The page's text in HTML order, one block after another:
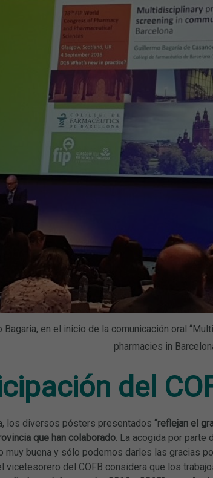
Bagaria, en el inicio de la comunicación oral
pharmacies in
del
los diversos pósters presentados “reflejan el
que han colaborado. La acogida por
muy buena y sólo podemos darles las gracias
vicetesorero del COFB considera que los